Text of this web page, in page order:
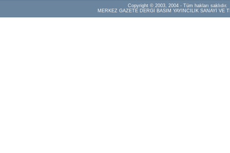
Copyright © 2003, 2004 - Tüm hakları saklıdır.
MERKEZ GAZETE DERGİ BASIM YAYINCILIK SANAYİ VE